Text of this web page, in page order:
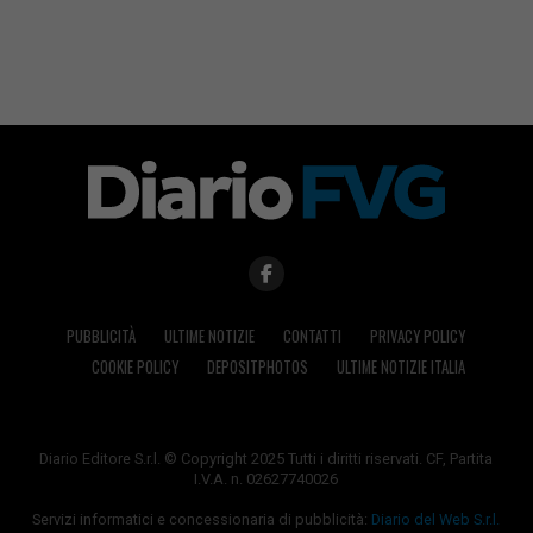
PUBBLICITÀ ULTIME NOTIZIE CONTATTI
PRIVACY POLICY
COOKIE POLICY
DEPOSITPHOTOS ULTIME NOTIZIE ITALIA
Diario Editore S.r.l. © Copyright 2025 Tutti i diritti riservati. CF, Partita
I.V.A. n. 02627740026
Servizi informatici e concessionaria di pubblicità: Diario del Web S.r.l.